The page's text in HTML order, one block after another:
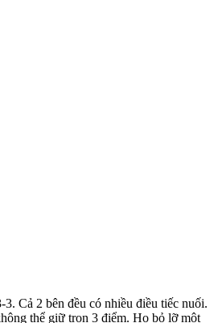
Cả 2 bên đều có nhiều điều tiếc nuối.
thể giữ trọn 3 điểm. Họ bỏ lỡ một